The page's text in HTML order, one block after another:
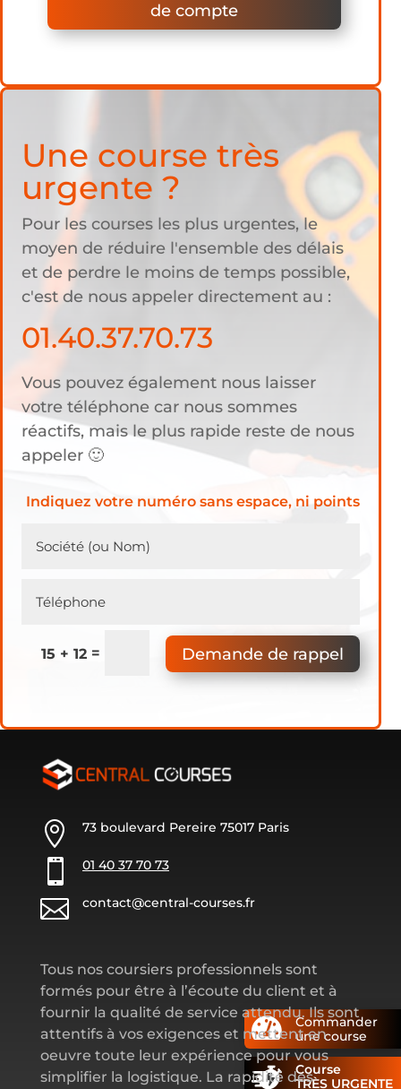
de compte
Une course très
urgente ?
Pour les courses les plus urgentes, le
moyen de réduire l'ensemble des délais
et de perdre le moins de temps possible,
c'est de nous appeler directement au :
01.40.37.70.73
Vous pouvez également nous laisser
votre téléphone car nous sommes
réactifs, mais le plus rapide reste de nous
appeler 🙂
Indiquez votre numéro sans espace, ni points
15 + 12= Demande de rappel

Commander
une course
Course
TRÈS URGENTE
 73 boulevard Pereire 75017 Paris
 01 40 37 70 73
 contact@central-courses.fr
Tous nos coursiers professionnels sont
formés pour être à l’écoute du client et à
fournir la qualité de service attendu. Ils sont
attentifs à vos exigences et mettent en
oeuvre toute leur expérience pour vous
simplifier la logistique. La rapidité des